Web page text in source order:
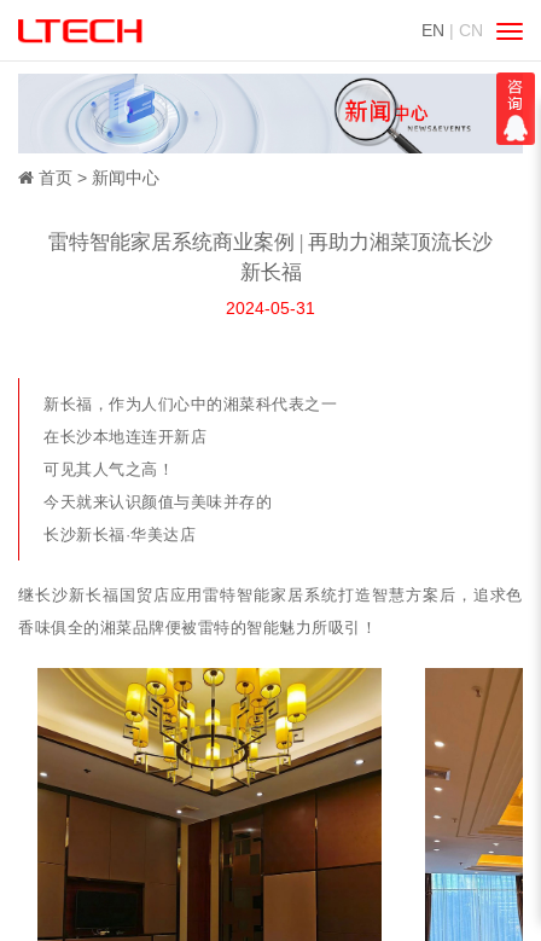
EN | CN
切
换
导
航
首页 新闻中心
雷特智能家居系统商业案例 | 再助力湘菜顶流长沙
新长福
2024-05-31
新长福，作为人们心中的湘菜科代表之一
在长沙本地连连开新店
可见其人气之高！
今天就来认识颜值与美味并存的
长沙新长福·华美达店
继长沙新长福国贸店应用雷特智能家居系统打造智慧方案后，追求色
香味俱全的湘菜品牌便被雷特的智能魅力所吸引！